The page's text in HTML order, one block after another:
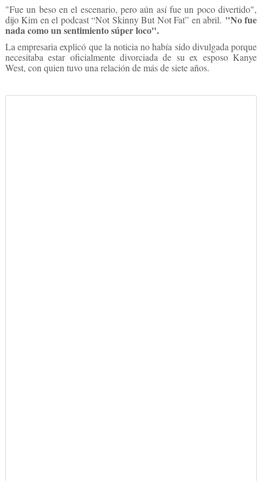
"Fue un beso en el escenario, pero aún así fue un poco divertido",
dijo Kim en el podcast “Not Skinny But Not Fat” en abril. "No fue
nada como un sentimiento súper loco".
La empresaria explicó que la noticia no había sido divulgada porque
necesitaba estar oficialmente divorciada de su ex esposo Kanye
West, con quien tuvo una relación de más de siete años.